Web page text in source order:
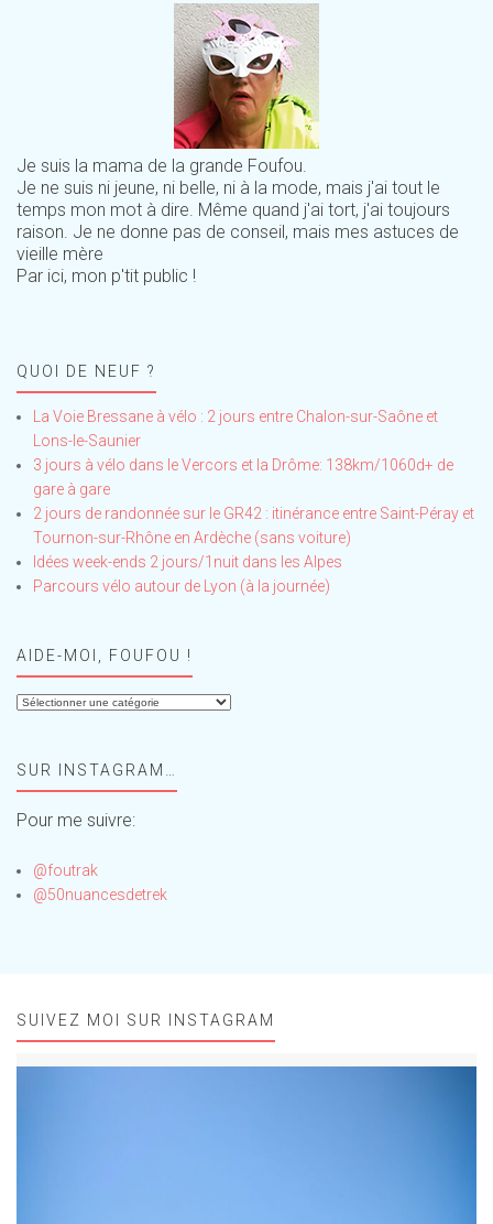
Je suis la mama de la grande Foufou.
Je ne suis ni jeune, ni belle, ni à la mode, mais j'ai tout le
temps mon mot à dire. Même quand j'ai tort, j'ai toujours
raison. Je ne donne pas de conseil, mais mes astuces de
vieille mère
Par ici, mon p'tit public !
QUOI DE NEUF ?
La Voie Bressane à vélo : 2 jours entre Chalon-sur-Saône et
Lons-le-Saunier
3 jours à vélo dans le Vercors et la Drôme: 138km/1060d+ de
gare à gare
2 jours de randonnée sur le GR42 : itinérance entre Saint-Péray et
Tournon-sur-Rhône en Ardèche (sans voiture)
Idées week-ends 2 jours/1nuit dans les Alpes
Parcours vélo autour de Lyon (à la journée)
AIDE-MOI, FOUFOU !
Aide-
!SUR INSTAGRAM…
Pour me suivre:
@foutrak
@50nuancesdetrek
SUIVEZ MOI SUR INSTAGRAM